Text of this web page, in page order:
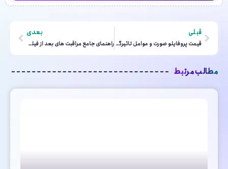
قبلی
قیمت پروفایلو صورت و عوامل تاثیرگذار بر آن
بعدی
راهنمای جامع مراقبت های بعد از فیلر بینی
مطالب مرتبط